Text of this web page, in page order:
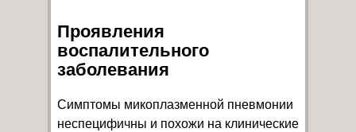
Проявления
воспалительного
заболевания
Симптомы микоплазменной пневмонии
неспецифичны и похожи на клинические